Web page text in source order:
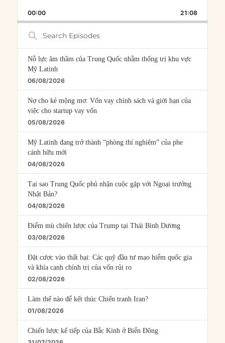
RATE
FORWARD
00:00 21:08
Search
Episodes
Nỗ lực âm thầm của Trung Quốc nhằm thống trị khu vực
Mỹ Latinh
06/08/2026
Nợ cho kẻ mộng mơ: Vốn vay chính sách và giới hạn của
việc cho startup vay vốn
05/08/2026
Mỹ Latinh đang trở thành “phòng thí nghiệm” của phe
cánh hữu mới
04/08/2026
Tại sao Trung Quốc phủ nhận cuộc gặp với Ngoại trưởng
Nhật Bản?
04/08/2026
Điểm mù chiến lược của Trump tại Thái Bình Dương
03/08/2026
Đặt cược vào thất bại: Các quỹ đầu tư mạo hiểm quốc gia
và khía cạnh chính trị của vốn rủi ro
02/08/2026
Làm thế nào để kết thúc Chiến tranh Iran?
01/08/2026
Chiến lược kế tiếp của Bắc Kinh ở Biển Đông